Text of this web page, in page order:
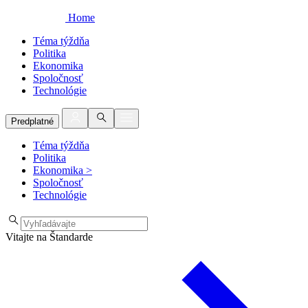
Home
Téma týždňa
Politika
Ekonomika
Spoločnosť
Technológie
Predplatné
Téma týždňa
Politika
Ekonomika >
Spoločnosť
Technológie
Vitajte na Štandarde